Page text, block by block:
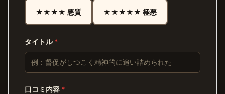
★★★★ 悪質 ★★★★★ 極悪
タイトル*
口コミ内容 *